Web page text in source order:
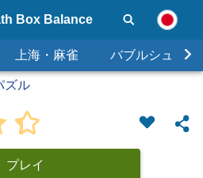
Box Balance
上海・麻雀 バブルシュータ
ズル
プレイ